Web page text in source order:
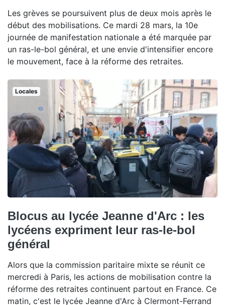
Les grèves se poursuivent plus de deux mois après le
début des mobilisations. Ce mardi 28 mars, la 10e
journée de manifestation nationale a été marquée par
un ras-le-bol général, et une envie d'intensifier encore
le mouvement, face à la réforme des retraites.
Locales
Blocus au lycée Jeanne d'Arc : les
lycéens expriment leur ras-le-bol
général
Alors que la commission paritaire mixte se réunit ce
mercredi à Paris, les actions de mobilisation contre la
réforme des retraites continuent partout en France. Ce
matin, c'est le lycée Jeanne d'Arc à Clermont-Ferrand